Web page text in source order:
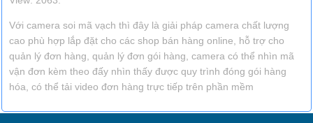
Với camera soi mã vạch thì đây là giải pháp camera chất lượng
cao phù hợp lắp đặt cho các shop bán hàng online, hỗ trợ cho
quản lý đơn hàng, quản lý đơn gói hàng, camera có thể nhìn mã
vận đơn kèm theo đấy nhìn thấy được quy trình đóng gói hàng
hóa, có thể tải video đơn hàng trực tiếp trên phần mềm